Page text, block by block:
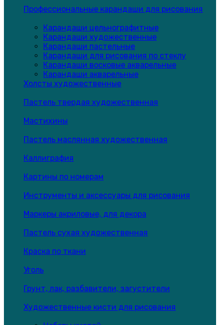
Профессиональные карандаши для рисования
Карандаши цельнографитные
Карандаши художественные
Карандаши пастельные
Карандаши для рисования по стеклу
Карандаши восковые акварельные
Карандаши акварельные
Холсты художественные
Пастель твердая художественная
Мастихины
Пастель маслянная художественная
Каллиграфия
Картины по номерам
Инструменты и аксессуары для рисования
Маркеры акриловые, для декора
Пастель сухая художественная
Краска по ткани
Уголь
Грунт, лак, разбавители, загустители
Художественные кисти для рисования